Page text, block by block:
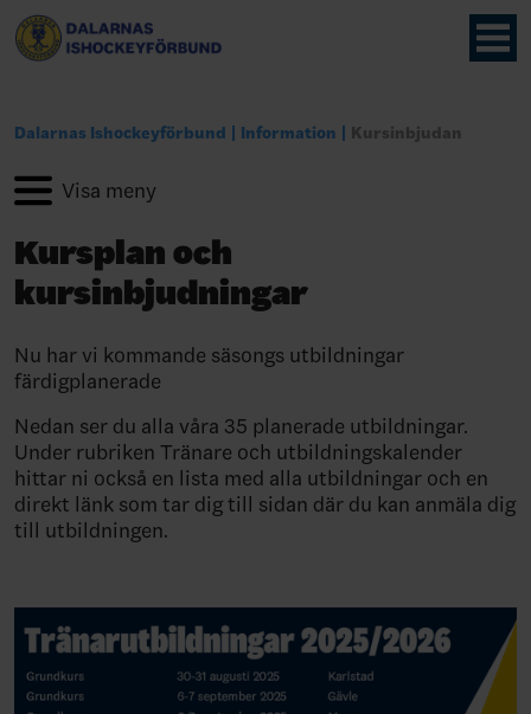
Dalarnas Ishockeyförbund Information Kursinbjudan
Kursplan och
kursinbjudningar
Nu har vi kommande säsongs utbildningar
färdigplanerade
Nedan ser du alla våra 35 planerade utbildningar.
Under rubriken Tränare och utbildningskalender
hittar ni också en lista med alla utbildningar och en
direkt länk som tar dig till sidan där du kan anmäla dig
till utbildningen.